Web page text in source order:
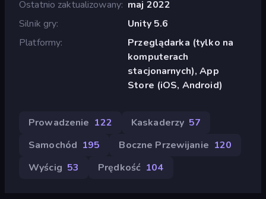
Ostatnio zaktualizowany maj 2022
Silnik gry
Unity 5.6
Platformy
Przeglądarka (tylko na
komputerach
stacjonarnych), App
Store (iOS, Android)
Prowadzenie 122 Kaskaderzy 57
Samochód 195 Boczne Przewijanie 120
Wyścig 53 Prędkość 104